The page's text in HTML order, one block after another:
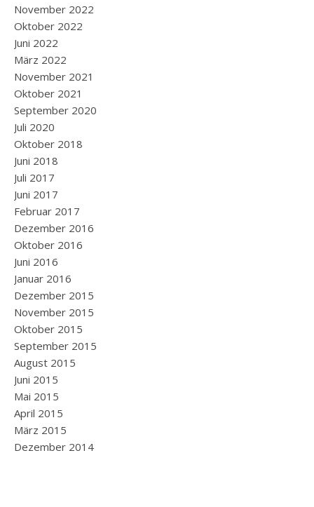
November 2022
Oktober 2022
Juni 2022
März 2022
November 2021
Oktober 2021
September 2020
Juli 2020
Oktober 2018
Juni 2018
Juli 2017
Juni 2017
Februar 2017
Dezember 2016
Oktober 2016
Juni 2016
Januar 2016
Dezember 2015
November 2015
Oktober 2015
September 2015
August 2015
Juni 2015
Mai 2015
April 2015
März 2015
Dezember 2014